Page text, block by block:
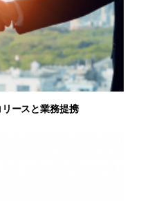
ースと業務提携